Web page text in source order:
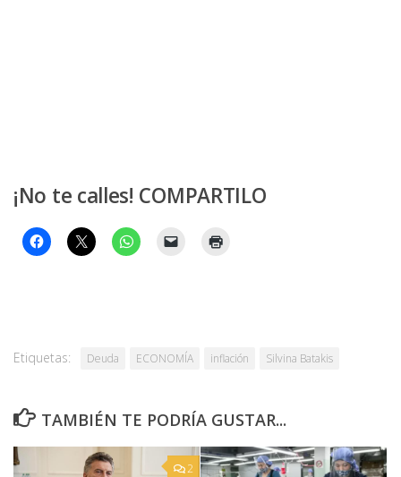
¡No te calles! COMPARTILO
Etiquetas: Deuda ECONOMÍA inflación Silvina Batakis
TAMBIÉN TE PODRÍA GUSTAR...
2